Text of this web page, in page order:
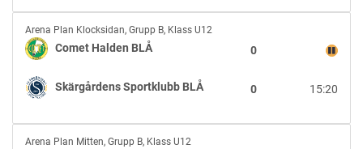
Comet
Halden
BLÅ
vs
Skärgårdens
BLÅ
Arena Plan Klocksidan, Grupp B, Klass U12
Comet Halden BLÅ 0
Skärgårdens Sportklubb BLÅ 15:20
0
Halmstad
Arena Plan Mitten, Grupp B, Klass U12